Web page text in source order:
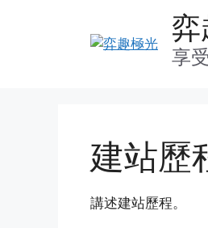
弈
享
建站歷
講述建站歷程。